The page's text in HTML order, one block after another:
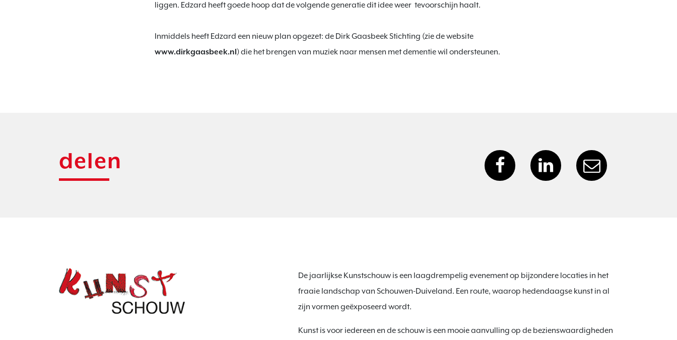
liggen. Edzard heeft goede hoop dat de volgende generatie dit idee weer  tevoorschijn haalt.
Inmiddels heeft Edzard een nieuw plan opgezet: de Dirk Gaasbeek Stichting (zie de website
www.dirkgaasbeek.nl) die het brengen van muziek naar mensen met dementie wil ondersteunen.
delen
De jaarlijkse Kunstschouw is een laagdrempelig evenement op bijzondere locaties in het
fraaie landschap van Schouwen-Duiveland. Een route, waarop hedendaagse kunst in al
zijn vormen geëxposeerd wordt.
Kunst is voor iedereen en de schouw is een mooie aanvulling op de bezienswaardigheden